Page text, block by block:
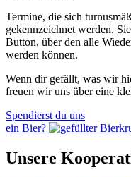
Termine, die sich
gekennzeichnet werden.
Button, über den alle
werden können.
Wenn dir gefällt, was wir
freuen wir uns über eine
Spendierst du uns
ein Bier?
Unsere